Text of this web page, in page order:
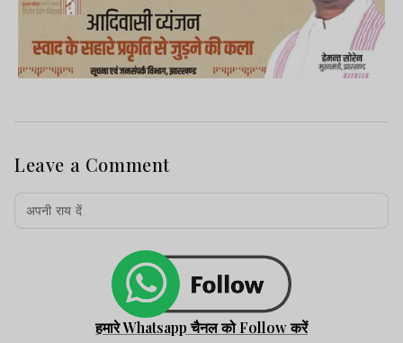
Leave a Comment
हमारे Whatsapp चैनल को Follow करें